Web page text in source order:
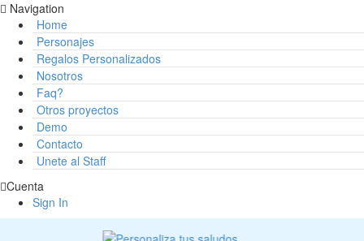
Navigation
Home
Personajes
Regalos Personalizados
Nosotros
Faq?
Otros proyectos
Demo
Contacto
Unete al Staff
Cuenta
Sign In